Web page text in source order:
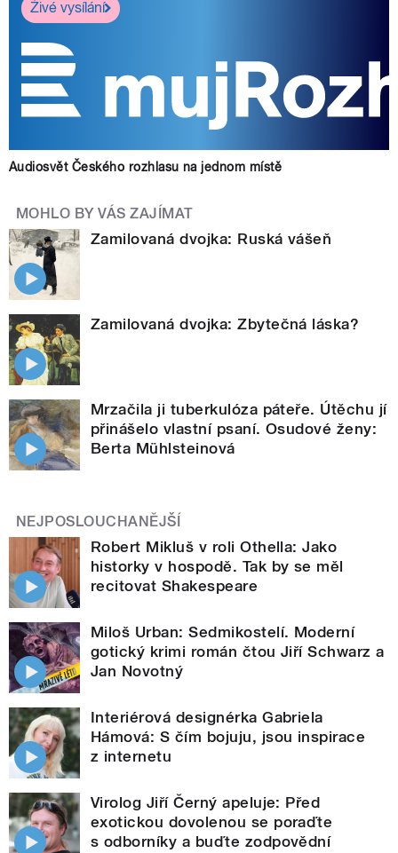
Živé vysílání
Audiosvět Českého rozhlasu na jednom místě
MOHLO BY VÁS ZAJÍMAT
Zamilovaná dvojka: Ruská vášeň
Zamilovaná dvojka: Zbytečná láska?
Mrzačila ji tuberkulóza páteře. Útěchu jí
přinášelo vlastní psaní. Osudové ženy:
Berta Mühlsteinová
NEJPOSLOUCHANĚJŠÍ
Robert Mikluš v roli Othella: Jako
historky v hospodě. Tak by se měl
recitovat Shakespeare
Miloš Urban: Sedmikostelí. Moderní
gotický krimi román čtou Jiří Schwarz a
Jan Novotný
Interiérová designérka Gabriela
Hámová: S čím bojuju, jsou inspirace
z internetu
Virolog Jiří Černý apeluje: Před
exotickou dovolenou se poraďte
s odborníky a buďte zodpovědní